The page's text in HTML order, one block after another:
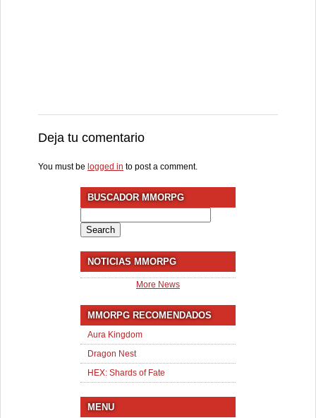
Deja tu comentario
You must be logged in to post a comment.
BUSCADOR MMORPG
for:
NOTICIAS MMORPG
More News
MMORPG RECOMENDADOS
Aura Kingdom
Dragon Nest
HEX: Shards of Fate
MENU